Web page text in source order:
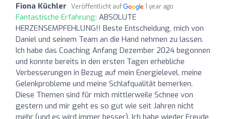
Fiona Küchler Veröffentlicht auf 1 year ago
Fantastische Erfahrung: ABSOLUTE
HERZENSEMPFEHLUNG!! Beste Entscheidung, mich von
Daniel und seinem Team an die Hand nehmen zu lassen.
Ich habe das Coaching Anfang Dezember 2024 begonnen
und konnte bereits in den ersten Tagen erhebliche
Verbesserungen in Bezug auf mein Energielevel, meine
Gelenkprobleme und meine Schlafqualität bemerken.
Diese Themen sind für mich mittlerweile Schnee von
gestern und mir geht es so gut wie seit Jahren nicht
mehr (und es wird immer besser). Ich habe wieder Freude